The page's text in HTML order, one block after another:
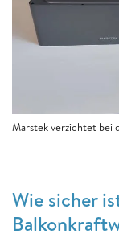
Marstek verzichtet bei
Wie sicher